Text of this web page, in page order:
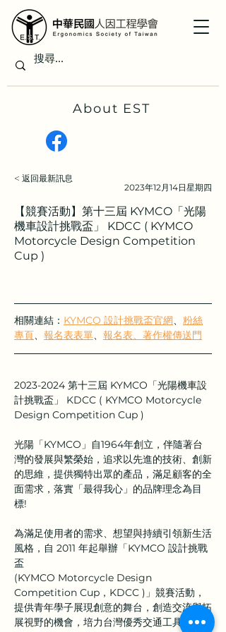
About EST
< 返回最新訊息
2023年12月14日星期四
【競賽活動】第十三屆 KYMCO「光陽
機車設計挑戰盃」 KDCC ( KYMCO
Motorcycle Design Competition
Cup )
相關連結： KYMCO 設計挑戰盃官網、 粉絲
專頁、 報名表表單、 報名表、著作權傳送門
2023-2024 第十三屆 KYMCO「光陽機車設
計挑戰盃」 KDCC ( KYMCO Motorcycle
Design Competition Cup )
光陽「KYMCO」自1964年創立，伴隨著台
灣的發展與繁榮始，追求以先進的技術、創新
的思維，提供獨特出眾的產品，滿足顧客的全
面需求，落實「最得我心」的品牌理念為目
標!
為滿足使用者的需求、想望與持續引領新生活
風格，自 2011 年起舉辦「KYMCO 設計挑戰
盃
(KYMCO Motorcycle Design
Competition Cup，KDCC )」競賽活動，
提供青年學子展現創意的舞台，創造交流與拓
展視野的機會，培力台灣優秀交通工具設計人